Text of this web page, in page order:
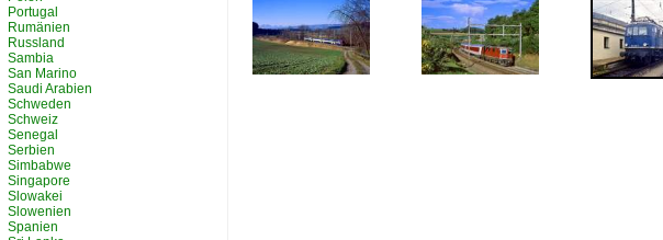
Portugal
Rumänien
Russland
Sambia
San Marino
Saudi Arabien
Schweden
Schweiz
Senegal
Serbien
Simbabwe
Singapore
Slowakei
Slowenien
Spanien